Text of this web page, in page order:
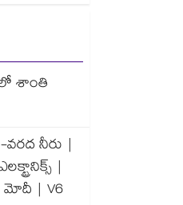
శాంతి
వరద నీరు |
|
మోదీ | V6